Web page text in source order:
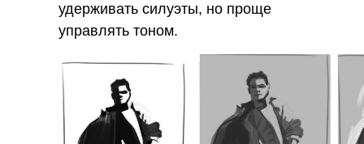
удерживать силуэты, но проще
управлять тоном.